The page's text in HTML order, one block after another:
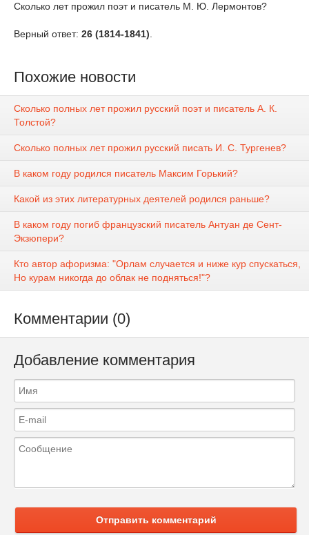
Сколько лет прожил поэт и писатель М. Ю. Лермонтов?
Верный ответ: 26 (1814-1841)
Похожие новости
Сколько полных лет прожил русский поэт и писатель А. К.
Толстой?
Сколько полных лет прожил русский писать И. С. Тургенев?
В каком году родился писатель Максим Горький?
Какой из этих литературных деятелей родился раньше?
В каком году погиб французский писатель Антуан де Сент-
Экзюпери?
Кто автор афоризма: "Орлам случается и ниже кур спускаться,
Но курам никогда до облак не подняться!"?
Комментарии (0)
Добавление комментария
Отправить комментарий